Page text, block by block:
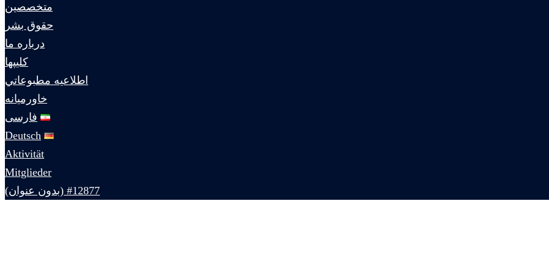
متخصصين
حقوق بشر
درباره ما
كليپها
اطلاعيه مطبوعاتي
خاورميانه
فارسی
Deutsch
Aktivität
Mitglieder
#12877 (بدون عنوان)